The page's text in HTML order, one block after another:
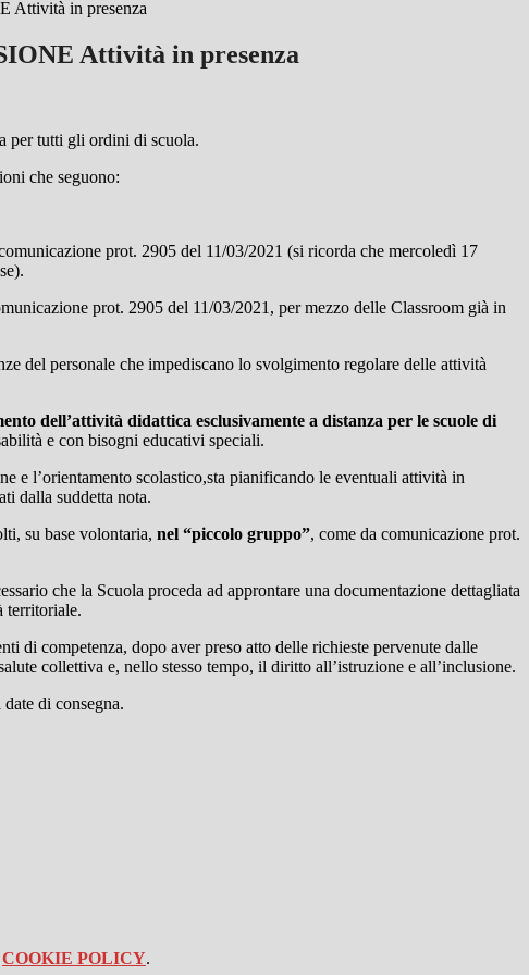
Attività in presenza
Attività in presenza
per tutti gli ordini di scuola.
che seguono:
prot. 2905 del 11/03/2021 (si ricorda che mercoledì 17
prot. 2905 del 11/03/2021, per mezzo delle Classroom già in
del personale che impediscano lo svolgimento regolare delle attività
dell’attività didattica esclusivamente a distanza per le scuole di
e con bisogni educativi speciali.
e l’orientamento scolastico,sta pianificando le eventuali attività in
dalla suddetta nota.
su base volontaria, nel “piccolo gruppo”, come da comunicazione prot.
che la Scuola proceda ad approntare una documentazione dettagliata
territoriale.
di competenza, dopo aver preso atto delle richieste pervenute dalle
collettiva e, nello stesso tempo, il diritto all’istruzione e all’inclusione.
di consegna.
COOKIE POLICY.